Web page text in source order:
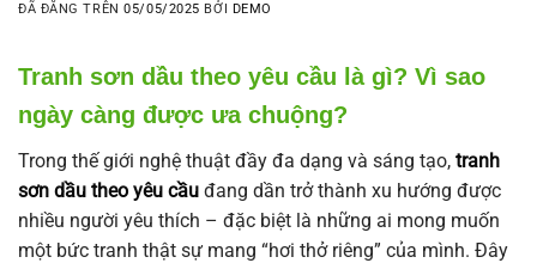
ĐÃ ĐĂNG TRÊN05/05/2025 BỞI DEMO
Tranh sơn dầu theo yêu cầu là gì? Vì sao
ngày càng được ưa chuộng?
Trong thế giới nghệ thuật đầy đa dạng và sáng tạo, tranh
sơn dầu theo yêu cầu đang dần trở thành xu hướng được
nhiều người yêu thích – đặc biệt là những ai mong muốn
một bức tranh thật sự mang “hơi thở riêng” của mình. Đây